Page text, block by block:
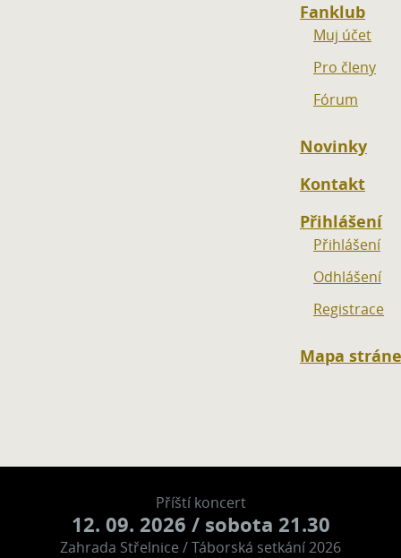
Fanklub
Muj účet
Pro členy
Fórum
Novinky
Kontakt
Přihlášení
Přihlášení
Odhlášení
Registrace
Mapa
Příští koncert
12. 09. 2026 / sobota 21.30
Zahrada Střelnice / Táborská setkání 2026